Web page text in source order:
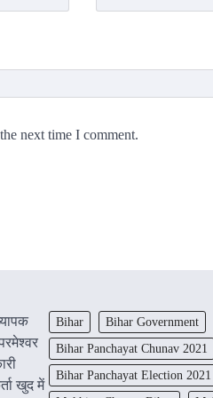
next time I comment.
खुद में
Bihar Bihar Government
Bihar Panchayat Chunav 2021
Bihar Panchayat Election 2021